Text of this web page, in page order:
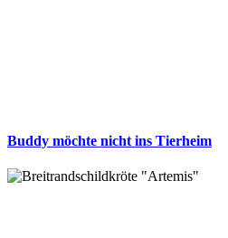
Buddy möchte nicht ins Tierheim